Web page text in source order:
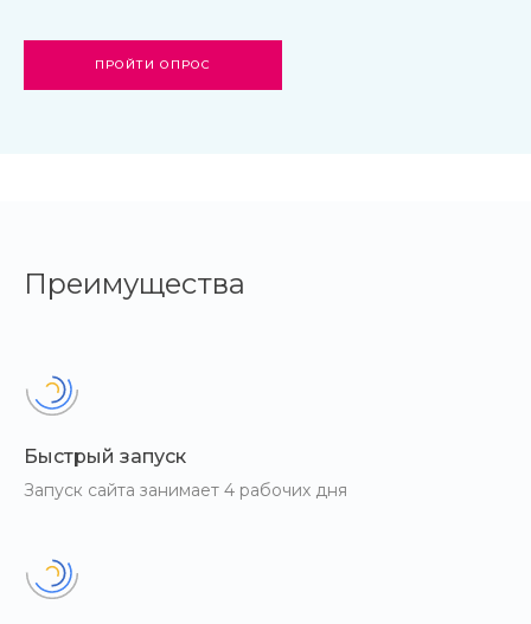
ПРОЙТИ ОПРОС
Преимущества
Быстрый запуск
Запуск сайта занимает 4 рабочих дня